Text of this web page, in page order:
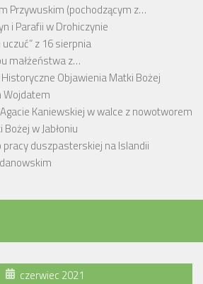
Przywuskim (pochodzącym z…
i Parafii w Drohiczynie
z 16 sierpnia
małżeństwa z…
Historyczne Objawienia Matki Bożej
Wojdatem
Kaniewskiej w walce z nowotworem
w Jabłoniu
pracy duszpasterskiej na Islandii
czerwiec 2021